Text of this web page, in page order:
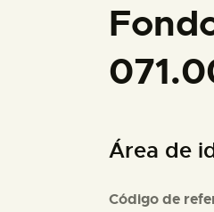
Área de
Código de